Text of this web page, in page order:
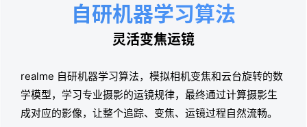
自研机器学习算法
灵活变焦运镜
realme 自研机器学习算法，模拟相机变焦和云台旋转的数
学模型，学习专业摄影的运镜规律， 最终通过计算摄影生
成对应的影像，让整个追踪、变焦、运镜过程自然流畅。